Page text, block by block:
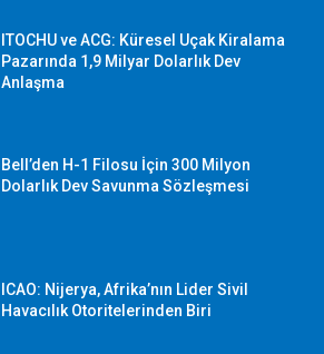
ITOCHU ve ACG: Küresel Uçak Kiralama
Pazarında 1,9 Milyar Dolarlık Dev
Anlaşma
Bell’den H-1 Filosu İçin 300 Milyon
Dolarlık Dev Savunma Sözleşmesi
ICAO: Nijerya, Afrika’nın Lider Sivil
Havacılık Otoritelerinden Biri